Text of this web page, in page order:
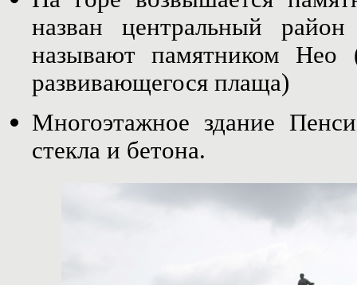
назван центральный
называют памятником Нео
развивающегося плаща)
Многоэтажное здание
стекла и бетона.